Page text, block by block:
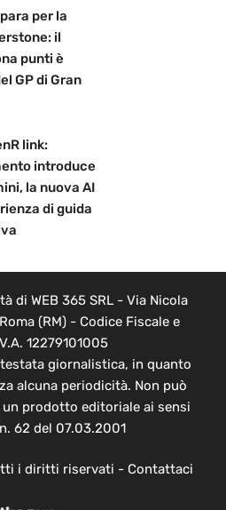
per la
il
punti è
GP di Gran
link:
introduce
la nuova AI
di guida
di WEB 365 SRL - Via Nicola
(RM) - Codice Fiscale e
12279101005
giornalistica, in quanto
alcuna periodicità. Non può
prodotto editoriale ai sensi
62 del 07.03.2001
i diritti riservati - Contattaci